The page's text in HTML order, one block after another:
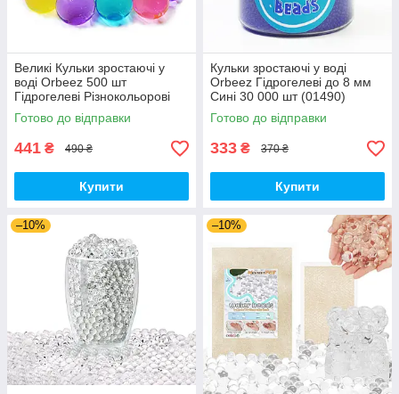
Великі Кульки зростаючі у
воді Orbeez 500 шт
Гідрогелеві Різнокольорові
(00659)
Готово до відправки
441 ₴ 490 ₴
Купити
Кульки зростаючі у воді
Orbeez Гідрогелеві до 8 мм
Сині 30 000 шт (01490)
Готово до відправки
333 ₴ 370 ₴
Купити
–10% –10%